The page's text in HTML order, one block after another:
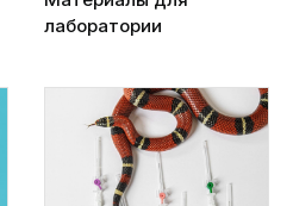
лаборатории